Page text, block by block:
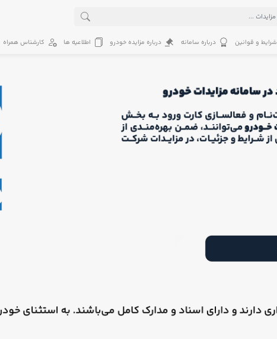
شرایط و قوانین درباره سامانه درباره مزایده خودرو اطلاعیه ها کارشناس همراه